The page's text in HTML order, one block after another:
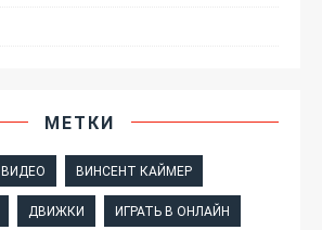
МЕТКИ
ВИДЕО ВИНСЕНТ КАЙМЕР
ДВИЖКИ ИГРАТЬ В ОНЛАЙН